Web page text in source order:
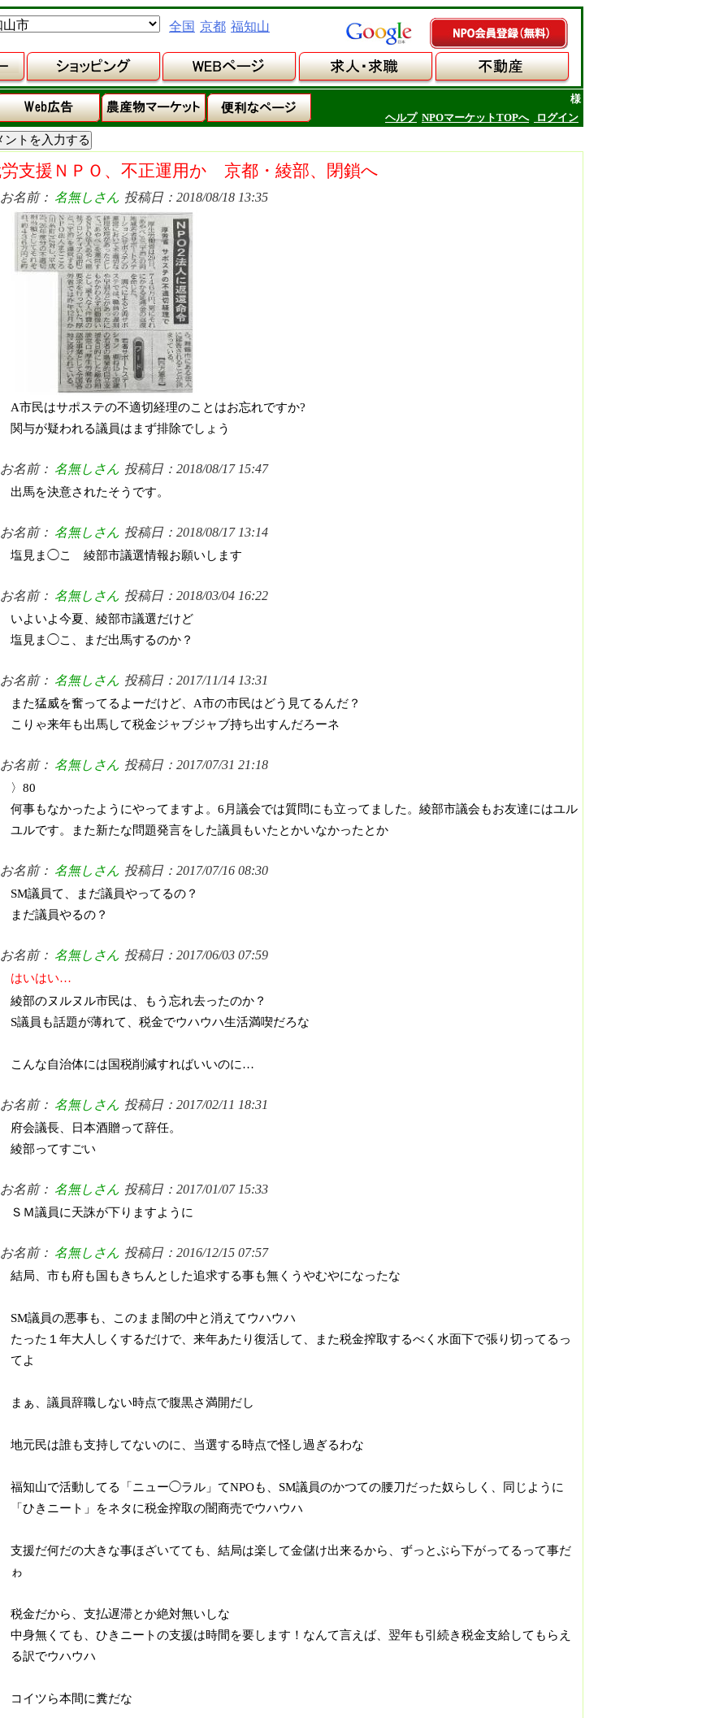
全国 京都 福知山
様
ヘルプ NPOマーケットTOPへ ログイン
支援ＮＰＯ、不正運用か 京都・綾部、閉鎖へ
お名前： 名無しさん 投稿日：2018/08/18 13:35
A市民はサポステの不適切経理のことはお忘れですか?
関与が疑われる議員はまず排除でしょう
お名前： 名無しさん 投稿日：2018/08/17 15:47
出馬を決意されたそうです。
お名前： 名無しさん 投稿日：2018/08/17 13:14
塩見ま◯こ 綾部市議選情報お願いします
お名前： 名無しさん 投稿日：2018/03/04 16:22
いよいよ今夏、綾部市議選だけど
塩見ま◯こ、まだ出馬するのか？
お名前： 名無しさん 投稿日：2017/11/14 13:31
また猛威を奮ってるよーだけど、A市の市民はどう見てるんだ？
こりゃ来年も出馬して税金ジャブジャブ持ち出すんだろーネ
お名前： 名無しさん 投稿日：2017/07/31 21:18
〉80
何事もなかったようにやってますよ。6月議会では質問にも立ってました。綾部市議会もお友達にはユル
ユルです。また新たな問題発言をした議員もいたとかいなかったとか
お名前： 名無しさん 投稿日：2017/07/16 08:30
SM議員て、まだ議員やってるの？
まだ議員やるの？
お名前： 名無しさん 投稿日：2017/06/03 07:59
はいはい…
綾部のヌルヌル市民は、もう忘れ去ったのか？
S議員も話題が薄れて、税金でウハウハ生活満喫だろな
こんな自治体には国税削減すればいいのに…
お名前： 名無しさん 投稿日：2017/02/11 18:31
府会議長、日本酒贈って辞任。
綾部ってすごい
お名前： 名無しさん 投稿日：2017/01/07 15:33
ＳＭ議員に天誅が下りますように
お名前： 名無しさん 投稿日：2016/12/15 07:57
結局、市も府も国もきちんとした追求する事も無くうやむやになったな
SM議員の悪事も、このまま闇の中と消えてウハウハ
たった１年大人しくするだけで、来年あたり復活して、また税金搾取するべく水面下で張り切ってるっ
てよ
まぁ、議員辞職しない時点で腹黒さ満開だし
地元民は誰も支持してないのに、当選する時点で怪し過ぎるわな
福知山で活動してる「ニュー◯ラル」てNPOも、SM議員のかつての腰刀だった奴らしく、同じように
「ひきニート」をネタに税金搾取の闇商売でウハウハ
支援だ何だの大きな事ほざいてても、結局は楽して金儲け出来るから、ずっとぶら下がってるって事だ
ゎ
税金だから、支払遅滞とか絶対無いしな
中身無くても、ひきニートの支援は時間を要します！なんて言えば、翌年も引続き税金支給してもらえ
る訳でウハウハ
コイツら本間に糞だな